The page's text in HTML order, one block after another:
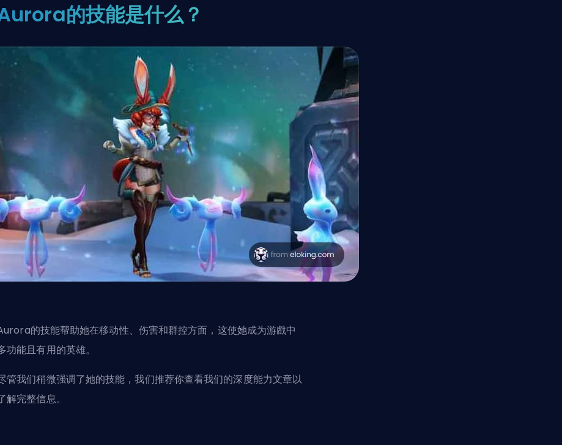
的技能是什么？
的技能帮助她在移动性、伤害和群控方面，这使她成为游戲中
功能且有用的英雄。
管我们稍微强调了她的技能，我们推荐你查看我们的深度能力文章以
解完整信息。